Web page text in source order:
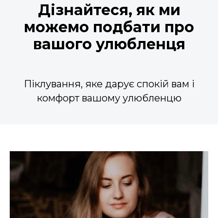
Дізнайтеся, як ми
можемо подбати про
вашого улюбленця
Піклування, яке дарує спокій вам і
комфорт вашому улюбленцю